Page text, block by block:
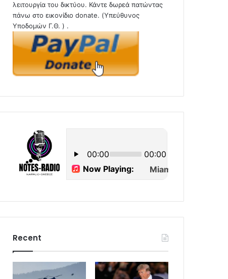
λειτουργία του δικτύου. Κάντε δωρεά πατώντας
πάνω στο εικονίδιο donate. (Υπεύθυνος
Υποδομών Γ.Θ. ) .
Recent